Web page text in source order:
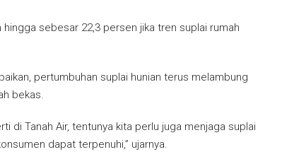
sebesar 22,3 persen jika tren suplai rumah
pertumbuhan suplai hunian terus melambung
bekas.
di Tanah Air, tentunya kita perlu juga menjaga suplai
dapat terpenuhi,” ujarnya.